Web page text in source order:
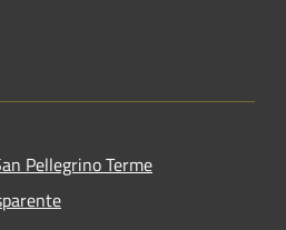
Pellegrino Terme